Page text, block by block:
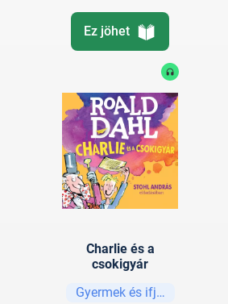
Ez jöhet
Charlie és a
csokigyár
Gyermek és ifjúsági